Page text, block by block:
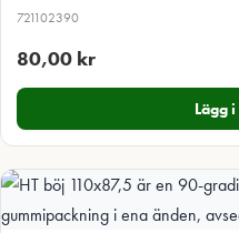
721102390
80,00 kr
Lägg